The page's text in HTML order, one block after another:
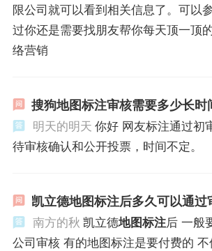
限公司就可以看到相关信息了。可以
过你还是需要找朋友帮你每天顶一顶
络营销
搜狗地图标注审核需要多少长时
明天的明天 你好 网友标注通过初
待审核确认和公开投票，时间不定。
凯立德地图标注后多久可以通过
南方的秋 凯立德地图标注后 一般
公司审核 有的地图标注是要付费的